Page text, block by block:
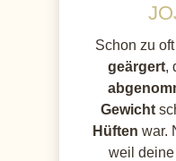
geärgert,
Gewicht
Hüften war.
weil deine